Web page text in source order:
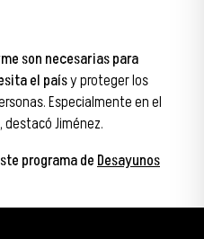
son necesarias para
el paísy proteger los
Especialmente en el
Jiménez.
programa de Desayunos